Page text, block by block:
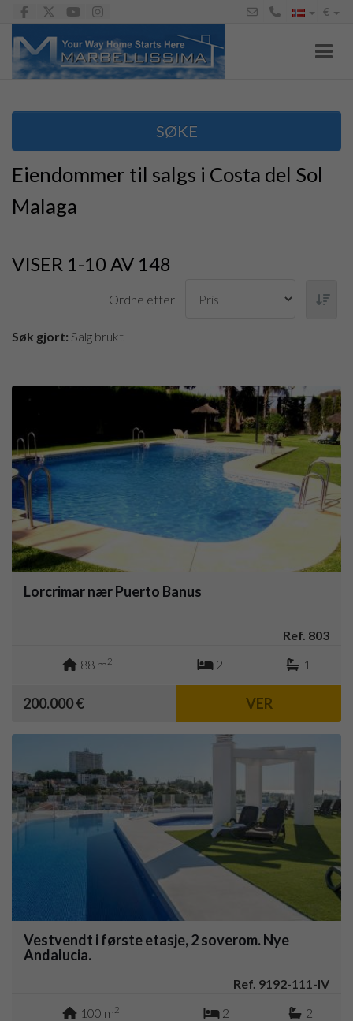
€
SØKE
Eiendommer til salgs i Costa del Sol
Malaga
VISER 1-10 AV 148
Ordne etter
Søk gjort: Salg brukt
Lorcrimar nær Puerto Banus
Ref. 803
88 m2 2 1
200.000 € VER
Vestvendt i første etasje, 2 soverom. Nye
Andalucia.
Ref. 9192-111-IV
100 m2 2 2